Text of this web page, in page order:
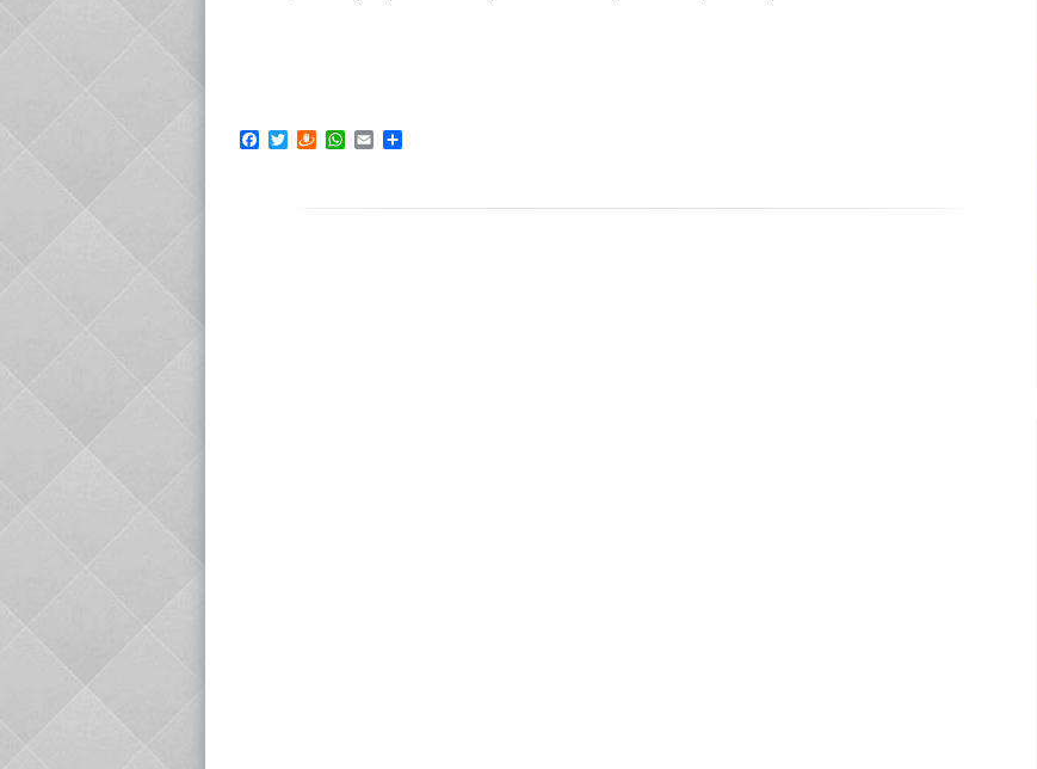
Facebook
TwitterDraugiem
WhatsApp
Email